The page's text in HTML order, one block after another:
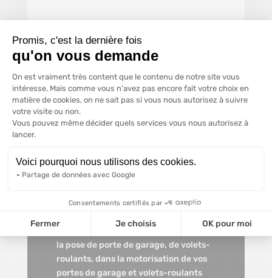
Promis, c'est la dernière fois
qu'on vous demande
Plateforme de Gestion du
On est vraiment très content que le contenu de notre site vous
intéresse. Mais comme vous n'avez pas encore fait votre choix en
matière de cookies, on ne sait pas si vous nous autorisez à suivre
votre visite ou non.
Vous pouvez même décider quels services vous nous autorisez à
lancer.
Voici pourquoi nous utilisons des cookies.
Partage de données avec Google
Consentements certifiés par
Fermer Je choisis OK pour moi
Axeptio consent
Moustiquaires, aerateurs…
A PROPOS DE CHÂSSIS
DELHEZ
Bois) est spécialisé dans la pose de
châssis PVC, dans l’installation de
la pose de porte de garage, de volets-
roulants, dans la motorisation de vos
portes de garage et volets-roulants